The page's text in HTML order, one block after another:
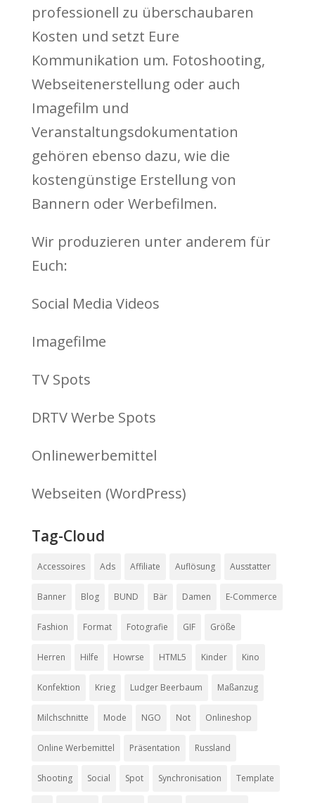
professionell zu überschaubaren
Kosten und setzt Eure
Kommunikation um. Fotoshooting,
Webseitenerstellung oder auch
Imagefilm und
Veranstaltungsdokumentation
gehören ebenso dazu, wie die
kostengünstige Erstellung von
Bannern oder Werbefilmen.
Wir produzieren unter anderem für
Euch:
Social Media Videos
Imagefilme
TV Spots
DRTV Werbe Spots
Onlinewerbemittel
Webseiten (WordPress)
Tag-Cloud
Accessoires Ads Affiliate Auflösung Ausstatter
Banner Blog BUND Bär Damen E-Commerce
Fashion Format Fotografie GIF Größe
Herren Hilfe Howrse HTML5 Kinder Kino
Konfektion Krieg Ludger Beerbaum Maßanzug
Milchschnitte Mode NGO Not Onlineshop
Online Werbemittel Präsentation Russland
Shooting Social Spot Synchronisation Template